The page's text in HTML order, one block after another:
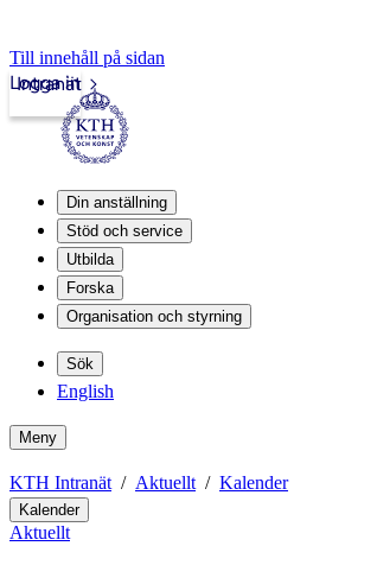
Till innehåll på sidan
Intranät
Logga in
Din anställning
Stöd och service
Utbilda
Forska
Organisation och styrning
Sök
English
Meny
KTH Intranät Aktuellt Kalender
Kalender
Aktuellt